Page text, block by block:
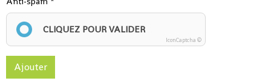
CLIQUEZ POUR VALIDER
IconCaptcha ©
Ajouter